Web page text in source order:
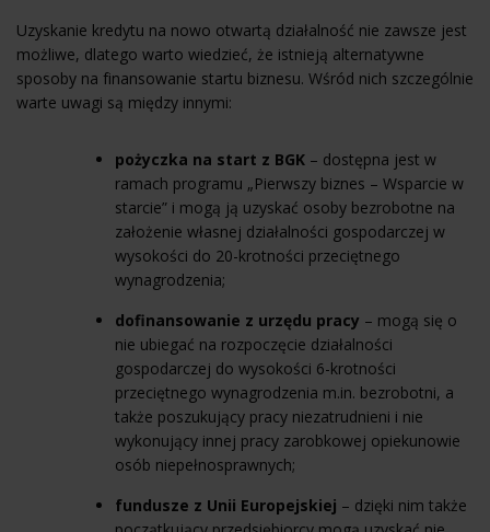
Uzyskanie kredytu na nowo otwartą działalność nie zawsze jest
możliwe, dlatego warto wiedzieć, że istnieją alternatywne
sposoby na finansowanie startu biznesu. Wśród nich szczególnie
warte uwagi są między innymi:
pożyczka na start z BGK – dostępna jest w
ramach programu „Pierwszy biznes – Wsparcie w
starcie” i mogą ją uzyskać osoby bezrobotne na
założenie własnej działalności gospodarczej w
wysokości do 20-krotności przeciętnego
wynagrodzenia;
dofinansowanie z urzędu pracy – mogą się o
nie ubiegać na rozpoczęcie działalności
gospodarczej do wysokości 6-krotności
przeciętnego wynagrodzenia m.in. bezrobotni, a
także poszukujący pracy niezatrudnieni i nie
wykonujący innej pracy zarobkowej opiekunowie
osób niepełnosprawnych;
fundusze z Unii Europejskiej – dzięki nim także